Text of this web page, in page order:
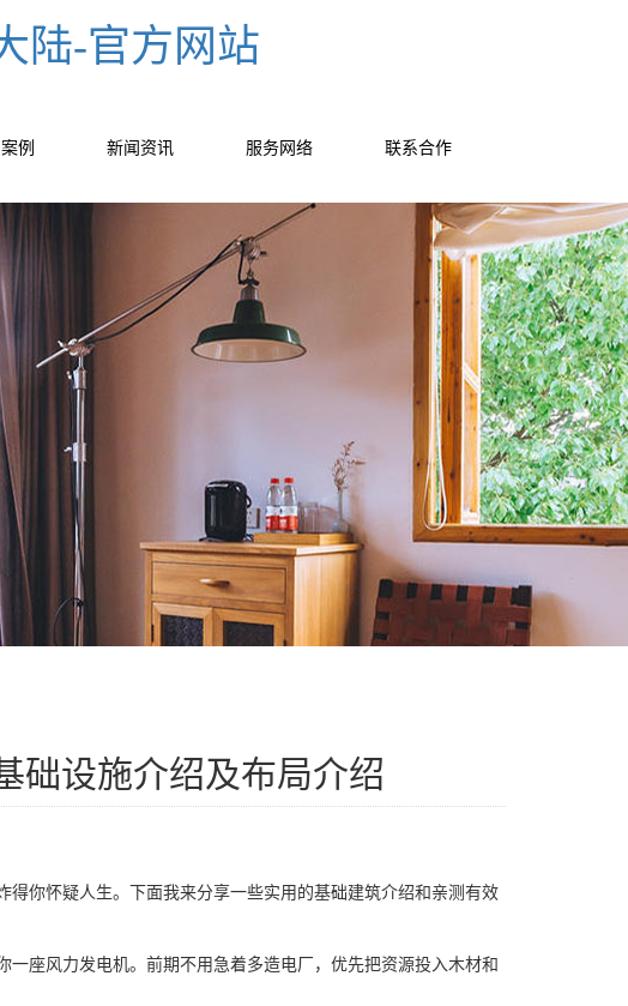
陆-官方网站
例 新闻资讯 服务网络 联系合作
础设施介绍及布局介绍
你怀疑人生。下面我来分享一些实用的基础建筑介绍和亲测有效
座风力发电机。前期不用急着多造电厂，优先把资源投入木材和